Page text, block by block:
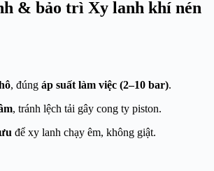
& bảo trì Xy lanh khí nén
, đúng áp suất làm việc (2–10 bar).
, tránh lệch tải gây cong ty piston.
để xy lanh chạy êm, không giật.